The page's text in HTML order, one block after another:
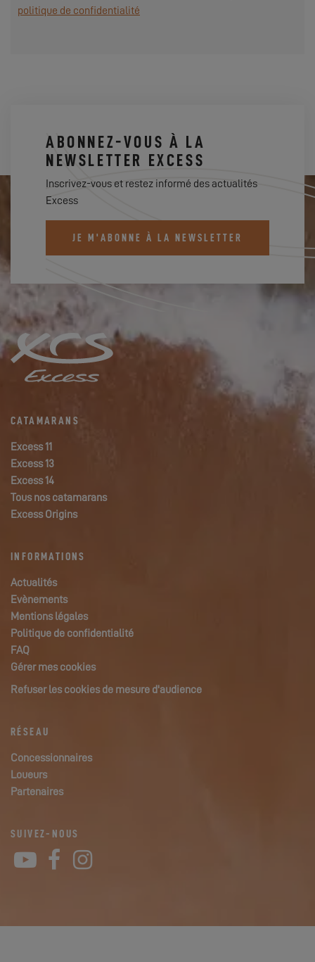
politique de confidentialité
ABONNEZ-VOUS À LA
NEWSLETTER EXCESS
Inscrivez-vous et restez informé des actualités
Excess
JE M'ABONNE À LA NEWSLETTER
CATAMARANS
Excess 11
Excess 13
Excess 14
Tous nos catamarans
Excess Origins
INFORMATIONS
Actualités
Evènements
Mentions légales
Politique de confidentialité
FAQ
Gérer mes cookies
Refuser les cookies de mesure d'audience
RÉSEAU
Concessionnaires
Loueurs
Partenaires
SUIVEZ-NOUS
YouTube
Facebook
Instagram